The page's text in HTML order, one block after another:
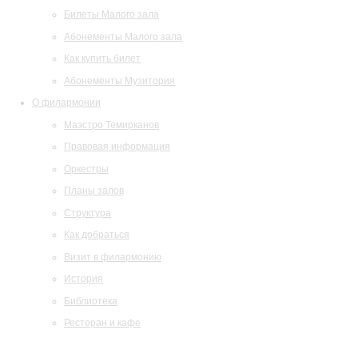
Билеты Малого зала
Абонементы Малого зала
Как купить билет
Абонементы Музитория
О филармонии
Маэстро Темирканов
Правовая информация
Оркестры
Планы залов
Структура
Как добраться
Визит в филармонию
История
Библиотека
Ресторан и кафе